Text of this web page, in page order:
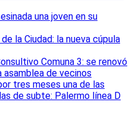
una joven en su
la Ciudad: la nueva cúpula
Comuna 3: se renovó
asamblea de vecinos
tres meses una de las
de subte: Palermo línea D